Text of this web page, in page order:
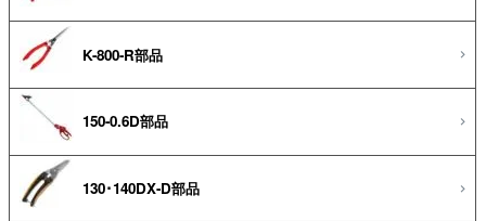
K-800-R部品
150-0.6D部品
130･140DX-D部品